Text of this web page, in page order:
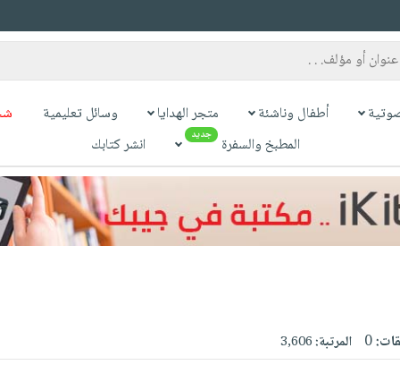
أطفال وناشئة متجر الهدايا وسائل تعليمية
المطبخ والسفرة
جديد انشر كتابك
0 المرتبة:3,606